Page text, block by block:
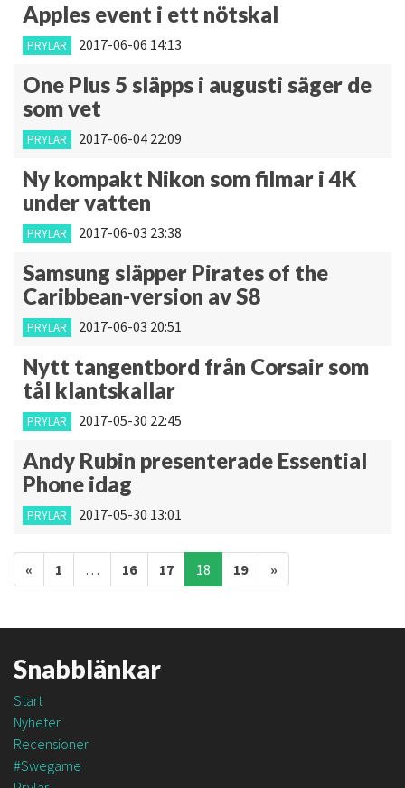
Apples event i ett nötskal
PRYLAR 2017-06-06 14:13
One Plus 5 släpps i augusti säger de
som vet
PRYLAR 2017-06-04 22:09
Ny kompakt Nikon som filmar i 4K
under vatten
PRYLAR 2017-06-03 23:38
Samsung släpper Pirates of the
Caribbean-version av S8
PRYLAR 2017-06-03 20:51
Nytt tangentbord från Corsair som
tål klantskallar
PRYLAR 2017-05-30 22:45
Andy Rubin presenterade Essential
Phone idag
PRYLAR 2017-05-30 13:01
Inläggsnavigering
« 1 … 16 17 18 19 »
Snabblänkar
Start
Nyheter
Recensioner
#Swegame